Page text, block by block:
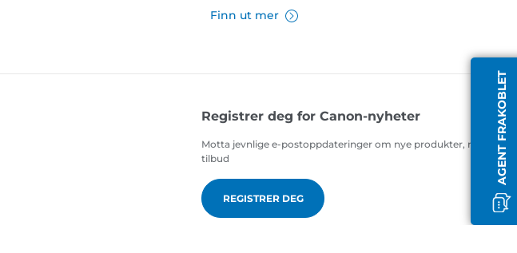
AGENT FRAKOBLET
Finn ut mer
Registrer deg for Canon-nyheter
Motta jevnlige e-postoppdateringer om nye produkter, nyttige
tilbud
REGISTRER DEG